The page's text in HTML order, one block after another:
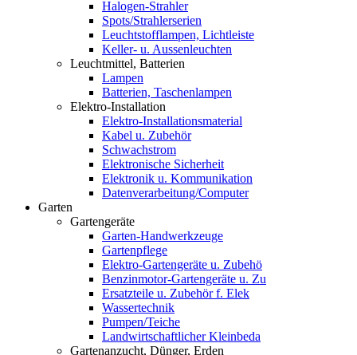
Halogen-Strahler
Spots/Strahlerserien
Leuchtstofflampen, Lichtleiste
Keller- u. Aussenleuchten
Leuchtmittel, Batterien
Lampen
Batterien, Taschenlampen
Elektro-Installation
Elektro-Installationsmaterial
Kabel u. Zubehör
Schwachstrom
Elektronische Sicherheit
Elektronik u. Kommunikation
Datenverarbeitung/Computer
Garten
Gartengeräte
Garten-Handwerkzeuge
Gartenpflege
Elektro-Gartengeräte u. Zubehö
Benzinmotor-Gartengeräte u. Zu
Ersatzteile u. Zubehör f. Elek
Wassertechnik
Pumpen/Teiche
Landwirtschaftlicher Kleinbeda
Gartenanzucht, Dünger, Erden